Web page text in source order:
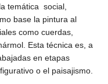
temática social,
base la pintura al
como cuerdas,
Esta técnica es, a
en etapas
o el paisajismo.